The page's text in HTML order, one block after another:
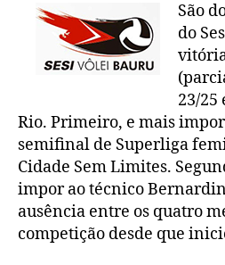
São
do
23/25
Rio. Primeiro, e mais
semifinal de Superliga
Cidade Sem Limites.
impor ao técnico
ausência entre os quatro
competição desde que